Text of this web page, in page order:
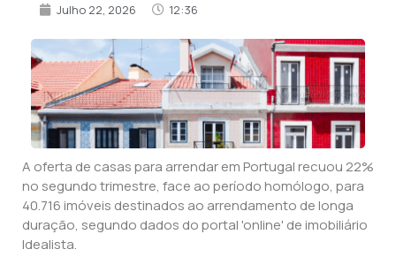
Julho 22, 2026 12:36
A oferta de casas para arrendar em Portugal recuou 22%
no segundo trimestre, face ao período homólogo, para
40.716 imóveis destinados ao arrendamento de longa
duração, segundo dados do portal 'online' de imobiliário
Idealista.